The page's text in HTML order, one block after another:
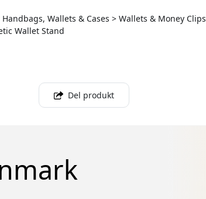
Wallets & Cases > Wallets & Money Clips
Wallet Stand
Del produkt